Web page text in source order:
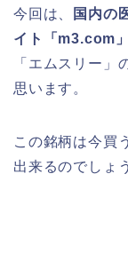
今回は、
国内の
イト「m3.com」
「エムスリー」
思います。
この銘柄は今買
出来るのでしょ